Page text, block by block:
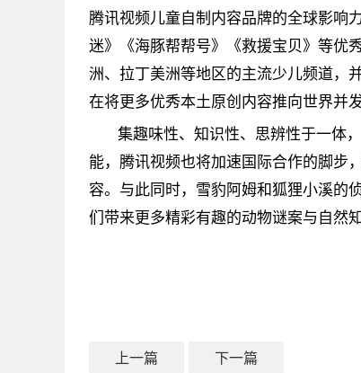
腾讯视频儿童自制内容品牌的全球影响
迷》《海豚帮帮号》《救援宝贝》等优
洲、拉丁美洲等地区的主流少儿频道，
在将更多优秀本土原创内容推向世界并
集趣味性、知识性、思辨性于一体
能，腾讯视频也将加速国际合作的脚步
容。与此同时，雪豹阿姆和狐狸小溪的
们带来更多精彩有趣的动物谜案与自然知
上一篇 下一篇